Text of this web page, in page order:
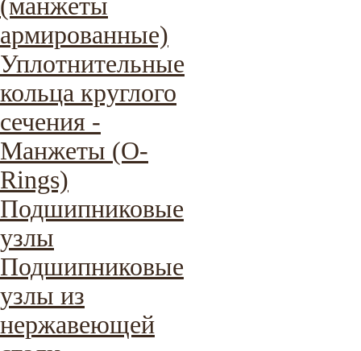
(манжеты
армированные)
Уплотнительные
кольца круглого
сечения -
Манжеты (O-
Rings)
Подшипниковые
узлы
Подшипниковые
узлы из
нержавеющей